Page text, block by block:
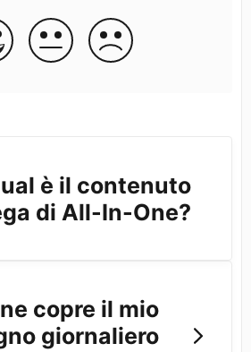
è il contenuto
di All-In-One?
copre il mio
giornaliero